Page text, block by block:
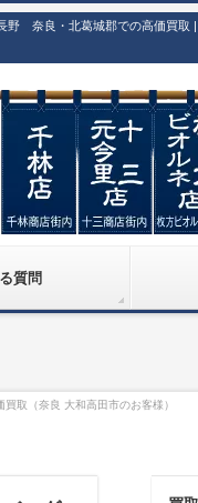
奈良・北葛城郡での高価買取
質問
取（奈良 大和高田市のお客様）